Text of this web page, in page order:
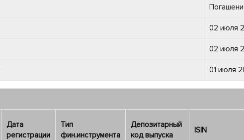
02 июля
02 июля
01 июля
Дата
регистрации
Тип
фин.инструмента
Депозитарный
код выпуска
ISIN